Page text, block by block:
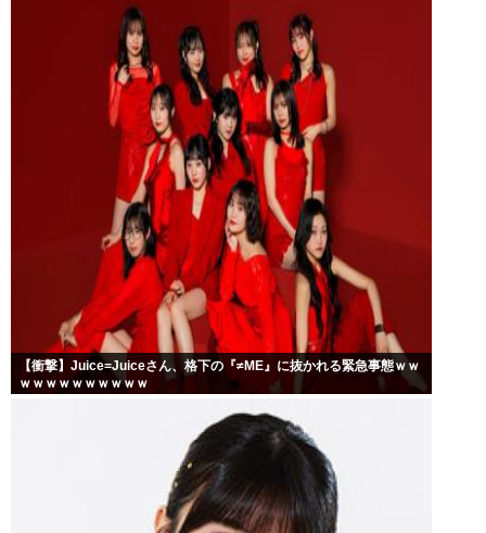
【衝撃】Juice=Juiceさん、格下の『≠ME』に抜かれる緊急事態ｗｗ
ｗｗｗｗｗｗｗｗｗｗ